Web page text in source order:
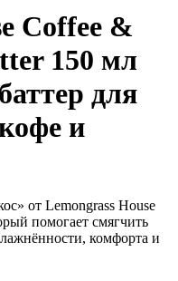
Coffee &
150 мл
для
и
от Lemongrass House
помогает смягчить
комфорта и